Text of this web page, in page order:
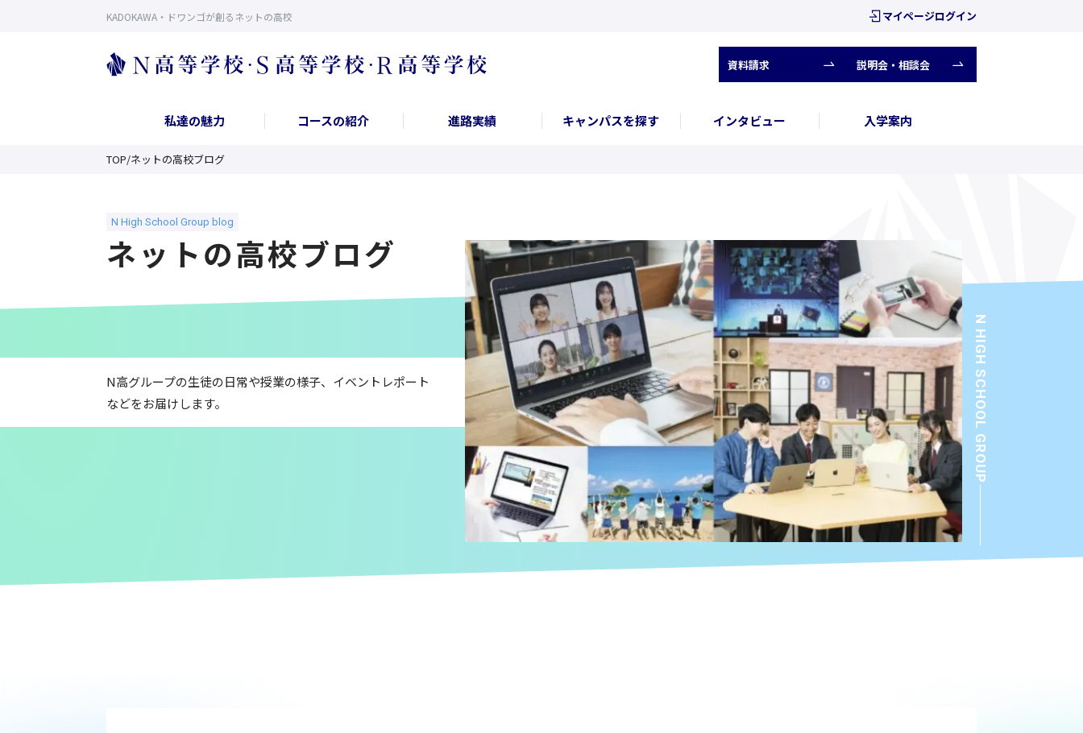
KADOKAWA・ドワンゴが創るネットの高校 マイページログイン
資料請求 説明会・相談会
私達の魅力 コースの紹介 進路実績 キャンパスを探す インタビュー 入学案内
TOP/ネットの高校ブログ
ネットの高校ブログ
N高グループの生徒の日常や授業の様子、イベントレポート
などをお届けします。